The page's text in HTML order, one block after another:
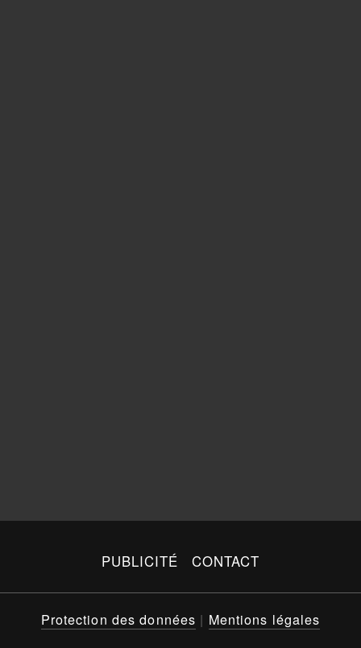
PUBLICITÉ CONTACT
Protection des données | Mentions légales